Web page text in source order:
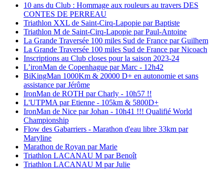
10 ans du Club : Hommage aux rouleurs au travers DES
CONTES DE PERREAU
Triathlon XXL de Saint-Cirq-Lapopie par Baptiste
Triathlon M de Saint-Cirq-Lapopie par Paul-Antoine
La Grande Traversée 100 miles Sud de France par Guilhem
La Grande Traversée 100 miles Sud de France par Nicoach
Inscriptions au Club closes pour la saison 2023-24
L’ironMan de Copenhague par Marc - 12h42
BiKingMan 1000Km & 20000 D+ en autonomie et sans
assistance par Jérôme
IronMan de ROTH par Charly - 10h57 !!
L'UTPMA par Etienne - 105km & 5800D+
IronMan de Nice par Johan - 10h41 !!! Qualifié World
Championship
Flow des Gabarriers - Marathon d'eau libre 33km par
Maryline
Marathon de Royan par Marie
Triathlon LACANAU M par Benoît
Triathlon LACANAU M par Julie